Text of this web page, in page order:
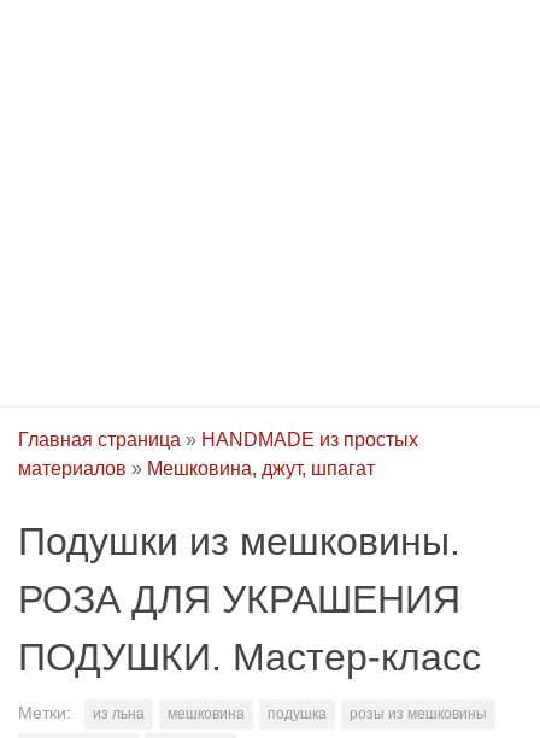
Главная страница » HANDMADE из простых
материалов » Мешковина, джут, шпагат
Подушки из мешковины.
РОЗА ДЛЯ УКРАШЕНИЯ
ПОДУШКИ. Мастер-класс
Метки: из льна мешковина подушка
розы из мешковины